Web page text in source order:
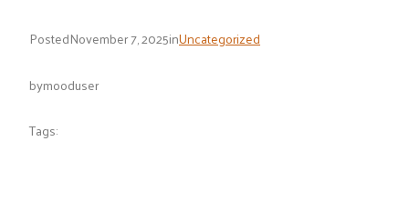
PostedNovember 7, 2025inUncategorized
bymooduser
Tags: